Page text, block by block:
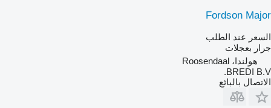
Fordson Major
السعر عند الطلب
جرار بعجلات
هولندا، Roosendaal
BREDI B.V.
الاتصال بالبائع